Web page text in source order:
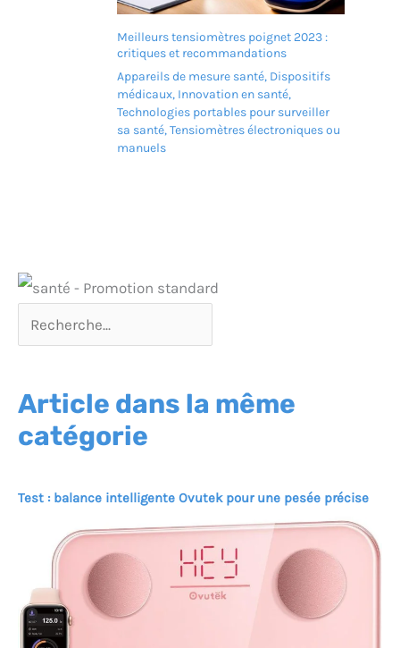
Meilleurs tensiomètres poignet 2023 :
critiques et recommandations
Appareils de mesure santé, Dispositifs
médicaux, Innovation en santé,
Technologies portables pour surveiller
sa santé,Tensiomètres électroniques ou
manuels
Article dans la même
catégorie
Test : balance intelligente Ovutek pour une pesée précise